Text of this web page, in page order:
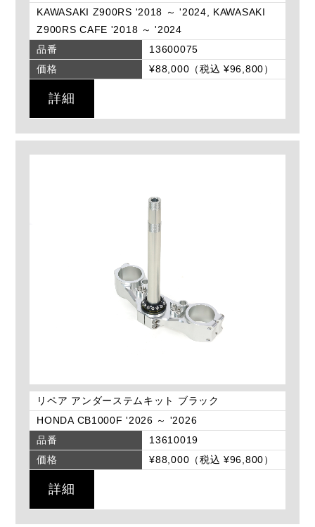
KAWASAKI Z900RS '2018 ～ '2024, KAWASAKI
Z900RS CAFE '2018 ～ '2024
品番
13600075
価格
¥88,000（税込 ¥96,800）
詳細
リペア アンダーステムキット ブラック
HONDA CB1000F '2026 ～ '2026
品番
13610019
価格
¥88,000（税込 ¥96,800）
詳細